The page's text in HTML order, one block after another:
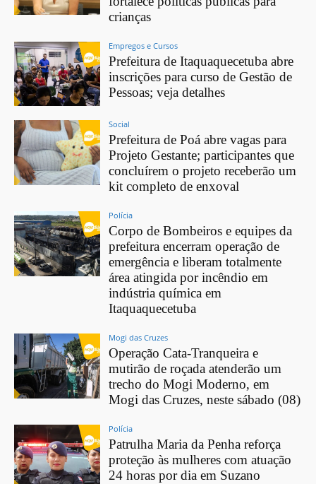
crianças
Empregos e Cursos
Prefeitura de Itaquaquecetuba abre
inscrições para curso de Gestão de
Pessoas; veja detalhes
Social
Prefeitura de Poá abre vagas para
Projeto Gestante; participantes que
concluírem o projeto receberão um
kit completo de enxoval
Polícia
Corpo de Bombeiros e equipes da
prefeitura encerram operação de
emergência e liberam totalmente
área atingida por incêndio em
indústria química em
Itaquaquecetuba
Mogi das Cruzes
Operação Cata-Tranqueira e
mutirão de roçada atenderão um
trecho do Mogi Moderno, em
Mogi das Cruzes, neste sábado (08)
Polícia
Patrulha Maria da Penha reforça
proteção às mulheres com atuação
24 horas por dia em Suzano